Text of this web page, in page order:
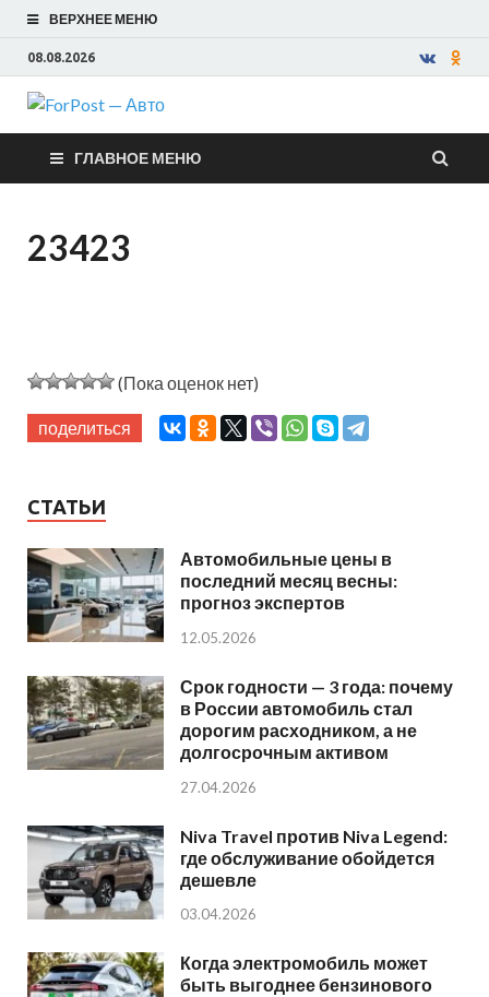
ВЕРХНЕЕ МЕНЮ
08.08.2026
ForPost —
Авто
ГЛАВНОЕ МЕНЮ
23423
(Пока оценок нет)
поделиться
СТАТЬИ
Автомобильные цены в
последний месяц весны:
прогноз экспертов
12.05.2026
Срок годности — 3 года: почему
в России автомобиль стал
дорогим расходником, а не
долгосрочным активом
27.04.2026
Niva Travel против Niva Legend:
где обслуживание обойдется
дешевле
03.04.2026
Когда электромобиль может
быть выгоднее бензинового